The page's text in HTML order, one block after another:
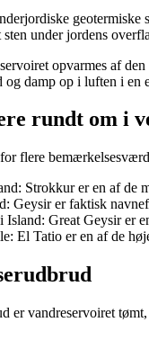
sten under jordens
opvarmes af
og damp op i luften i en
rundt om i
flere
Strokkur er en af de
Geysir er faktisk
Island: Great Geysir er
El Tatio er en af de
er vandreservoiret